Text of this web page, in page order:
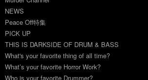
NEWS
Peace Off特集
PICK UP
THIS IS DARKSIDE OF DRUM & BASS
What's your favorite thing of all time?
What’s your favorite Horror Work?
Who is your favorite Drummer?